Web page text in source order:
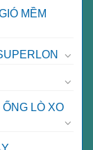
MỀM
LÒ XO